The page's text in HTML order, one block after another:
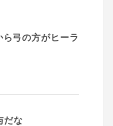
弓の方がヒーラ
だな